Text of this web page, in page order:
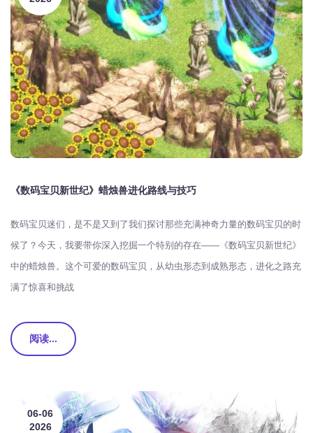
《数码宝贝新世纪》蜡烛兽进化路线与技巧
数码宝贝迷们，是不是又到了我们探讨那些充满神奇力量的数码宝贝的时
候了？今天，我要带你深入挖掘一个特别的存在——《数码宝贝新世纪》
中的蜡烛兽。这个可爱的数码宝贝，从幼虫形态到成熟形态，进化之路充
满了惊喜和挑战
阅读...
06-06
2026